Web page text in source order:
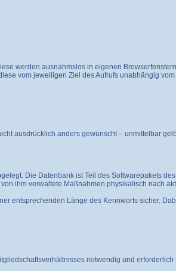
werden ausnahmslos in eigenen
vom jeweiligen Ziel des Aufrufs unabhängig
ausdrücklich anders gewünscht – unmittelbar
Die Datenbank ist Teil des Softwarepakets des
ihm verwaltete Maßnahmen physikalisch nach
entsprechenden Länge des Kennworts sicher.
notwendig und erforderlich